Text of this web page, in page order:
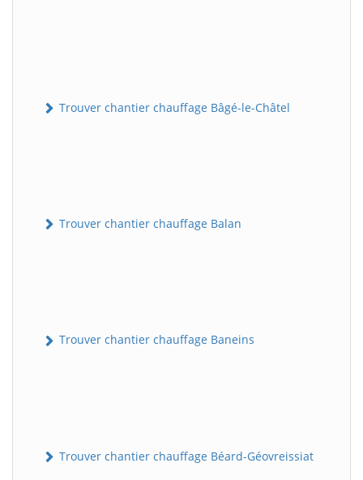
Trouver chantier chauffage Bâgé-le-Châtel
Trouver chantier chauffage Balan
Trouver chantier chauffage Baneins
Trouver chantier chauffage Béard-Géovreissiat